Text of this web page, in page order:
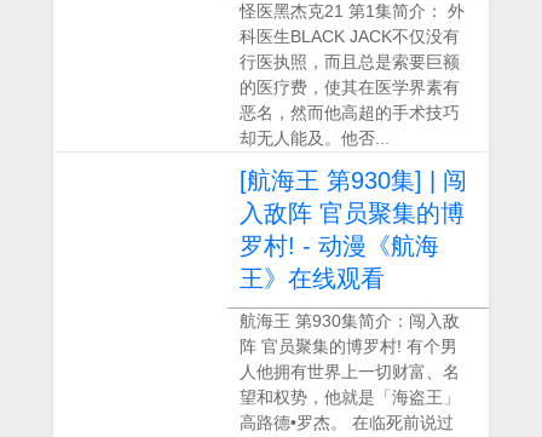
怪医黑杰克21 第1集简介： 外
科医生BLACK JACK不仅没有
行医执照，而且总是索要巨额
的医疗费，使其在医学界素有
恶名，然而他高超的手术技巧
却无人能及。他否...
[航海王 第930集] | 闯
入敌阵 官员聚集的博
罗村! - 动漫《航海
王》在线观看
航海王 第930集简介：闯入敌
阵 官员聚集的博罗村! 有个男
人他拥有世界上一切财富、名
望和权势，他就是「海盗王」
高路德•罗杰。 在临死前说过